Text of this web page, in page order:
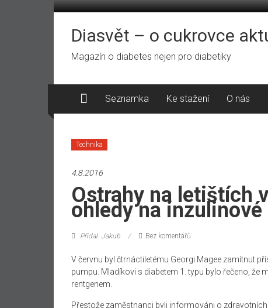
Přeskočit
obsahDiasvět – o cukrovce
Magazín o diabetes nejen pro diabetiky
Seznamka Ke stažení O nás
Technika
4.8.2016
Ostrahy na letištích
ohledy na
Přidal: Jakub Bez komentářů
V červnu byl čtrnáctiletému Georgi Magee zamítnut
pumpu. Mladíkovi s diabetem 1. typu bylo řečeno,
rentgenem.
Přestože zaměstnanci byli informováni o